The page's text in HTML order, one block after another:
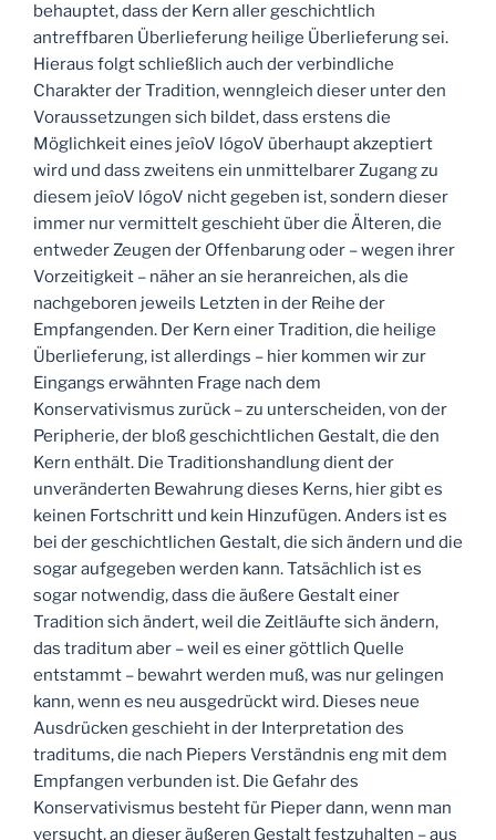
behauptet, dass der Kern aller geschichtlich
antreffbaren Überlieferung heilige Überlieferung sei.
Hieraus folgt schließlich auch der verbindliche
Charakter der Tradition, wenngleich dieser unter den
Voraussetzungen sich bildet, dass erstens die
Möglichkeit eines jeîoV lógoV überhaupt akzeptiert
wird und dass zweitens ein unmittelbarer Zugang zu
diesem jeîoV lógoV nicht gegeben ist, sondern dieser
immer nur vermittelt geschieht über die Älteren, die
entweder Zeugen der Offenbarung oder – wegen ihrer
Vorzeitigkeit – näher an sie heranreichen, als die
nachgeboren jeweils Letzten in der Reihe der
Empfangenden. Der Kern einer Tradition, die heilige
Überlieferung, ist allerdings – hier kommen wir zur
Eingangs erwähnten Frage nach dem
Konservativismus zurück – zu unterscheiden, von der
Peripherie, der bloß geschichtlichen Gestalt, die den
Kern enthält. Die Traditionshandlung dient der
unveränderten Bewahrung dieses Kerns, hier gibt es
keinen Fortschritt und kein Hinzufügen. Anders ist es
bei der geschichtlichen Gestalt, die sich ändern und die
sogar aufgegeben werden kann. Tatsächlich ist es
sogar notwendig, dass die äußere Gestalt einer
Tradition sich ändert, weil die Zeitläufte sich ändern,
das traditum aber – weil es einer göttlich Quelle
entstammt – bewahrt werden muß, was nur gelingen
kann, wenn es neu ausgedrückt wird. Dieses neue
Ausdrücken geschieht in der Interpretation des
traditums, die nach Piepers Verständnis eng mit dem
Empfangen verbunden ist. Die Gefahr des
Konservativismus besteht für Pieper dann, wenn man
versucht, an dieser äußeren Gestalt festzuhalten – aus